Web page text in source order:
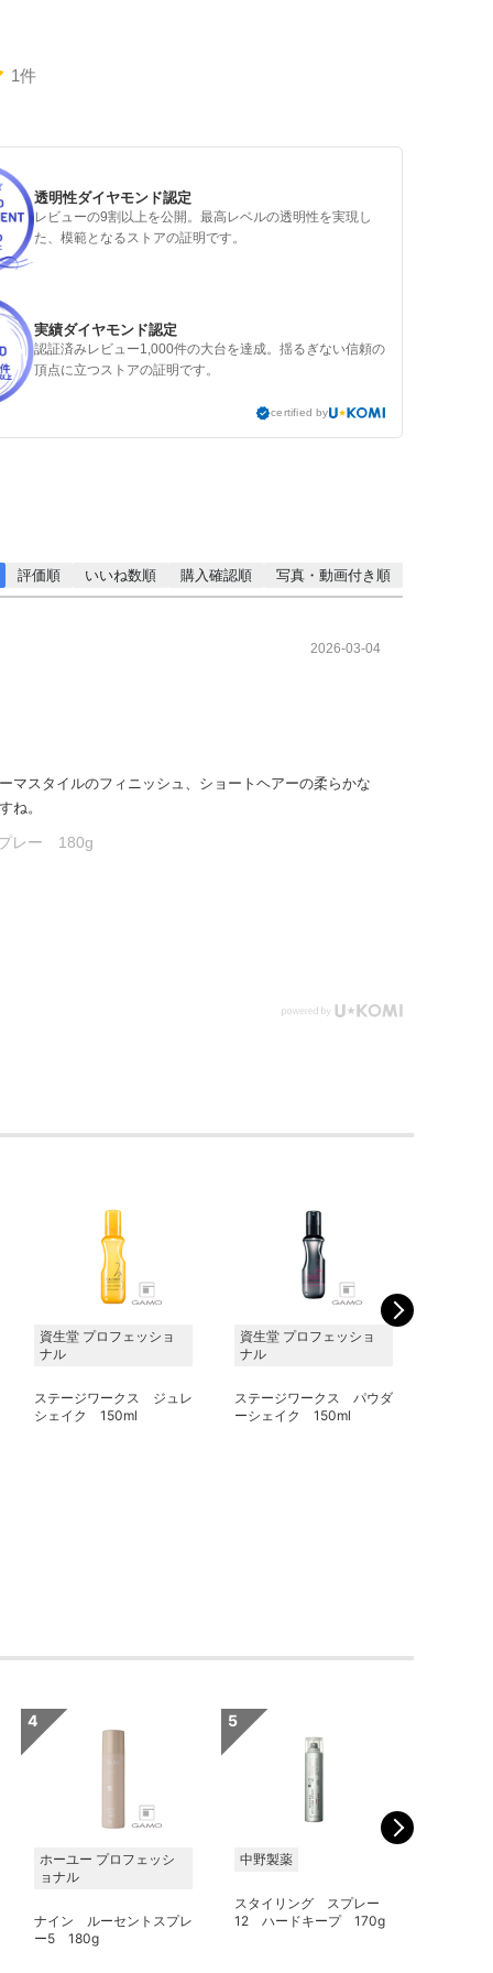
1件
透明性ダイヤモンド認定
レビューの9割以上を公開。最高レベルの透明性を実現し
た、模範となるストアの証明です。
実績ダイヤモンド認定
認証済みレビュー1,000件の大台を達成。揺るぎない信頼の
頂点に立つストアの証明です。
certified by
評価順 いいね数順 購入確認順 写真・動画付き順
2026-03-04
ーマスタイルのフィニッシュ、ショートヘアーの柔らかな
ね。
レー 180g
資生堂 プロフェッショ
ナル
ステージワークス ジュレ
シェイク 150ml
資生堂 プロフェッショ
ナル
ステージワークス パウダ
ーシェイク 150ml
ホーユー プロフェッシ
ョナル
ナイン ルーセントスプレ
ー5 180g
中野製薬
スタイリング スプレー
12 ハードキープ 170g